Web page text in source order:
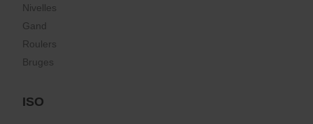
Nivelles
Gand
Roulers
Bruges
ISO